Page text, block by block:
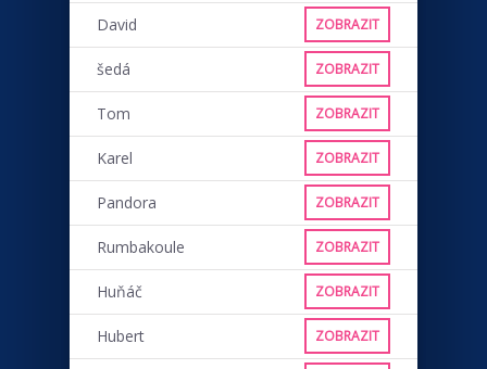
David ZOBRAZIT
šedá ZOBRAZIT
Tom ZOBRAZIT
Karel ZOBRAZIT
Pandora ZOBRAZIT
Rumbakoule ZOBRAZIT
Huňáč ZOBRAZIT
Hubert ZOBRAZIT